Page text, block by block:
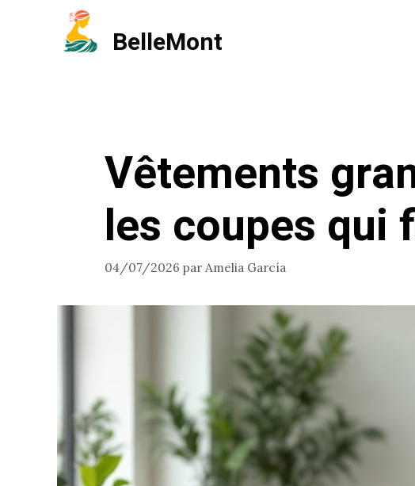
BelleMont
Vêtements
les coupes qui
04/07/2026 par Amelia García